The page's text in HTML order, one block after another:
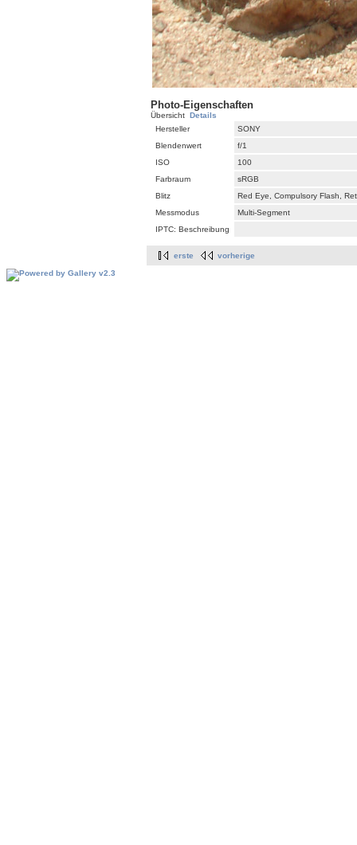
Photo-Eigenschaften
Übersicht Details
Hersteller
SONY
Blendenwert
f/1
ISO
100
Farbraum
sRGB
Blitz
Red Eye, Compulsory Flash,
Messmodus
Multi-Segment
IPTC: Beschreibung
erste vorherige